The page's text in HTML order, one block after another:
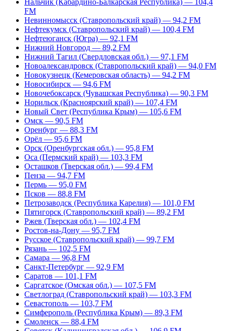
Нальчик (Кабардино-Балкарская Республика) — 104,4
FM
Невинномысск (Ставропольский край) — 94,2 FM
Нефтекумск (Ставропольский край) — 100,4 FM
Нефтеюганск (Югра) — 92,1 FM
Нижний Новгород — 89,2 FM
Нижний Тагил (Свердловская обл.) — 97,1 FM
Новоалександровск (Ставропольский край) — 94,0 FM
Новокузнецк (Кемеровская область) — 94,2 FM
Новосибирск — 94,6 FM
Новочебоксарск (Чувашская Республика) — 90,3 FM
Норильск (Красноярский край) — 107,4 FM
Новый Свет (Республика Крым) — 105,6 FM
Омск — 90,5 FM
Оренбург — 88,3 FM
Орёл — 95,6 FM
Орск (Оренбургская обл.) — 95,8 FM
Оса (Пермский край) — 103,3 FM
Осташков (Тверская обл.) — 99,4 FM
Пенза — 94,7 FM
Пермь — 95,0 FM
Псков — 88,8 FM
Петрозаводск (Республика Карелия) — 101,0 FM
Пятигорск (Ставропольский край) — 89,2 FM
Ржев (Тверская обл.) — 102,4 FM
Ростов-на-Дону — 95,7 FM
Русское (Ставропольский край) — 99,7 FM
Рязань — 102,5 FM
Самара — 96,8 FM
Санкт-Петербург — 92,9 FM
Саратов — 101,1 FM
Саргатское (Омская обл.) — 107,5 FM
Светлоград (Ставропольский край) — 103,3 FM
Севастополь — 103,7 FM
Симферополь (Республика Крым) — 89,3 FM
Смоленск — 88,4 FM